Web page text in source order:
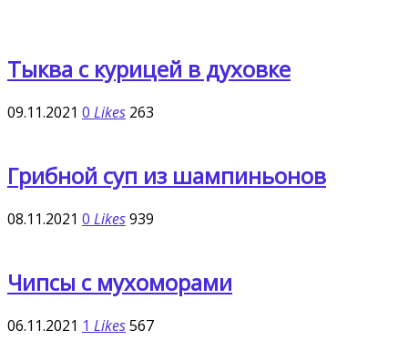
Тыква с курицей в духовке
09.11.2021 0 Likes 263
Грибной суп из шампиньонов
08.11.2021 0 Likes939
Чипсы с мухоморами
06.11.2021 1 Likes567